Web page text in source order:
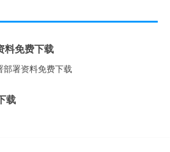
料免费下载
载